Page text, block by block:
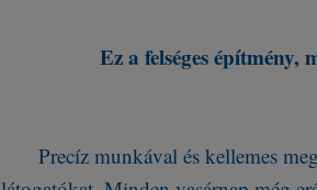
Ez a felséges
Precíz munkával és kellemes